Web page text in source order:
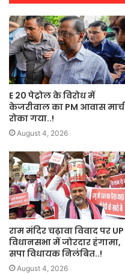
E 20 पेट्रोल के विरोध में
केजरीवाल का PM आवास मार्च
रोका गया..!
August 4, 2026
राम मंदिर चढ़ावा विवाद पर UP
विधानसभा में जोरदार हंगामा,
सपा विधायक निलंबित..!
August 4, 2026